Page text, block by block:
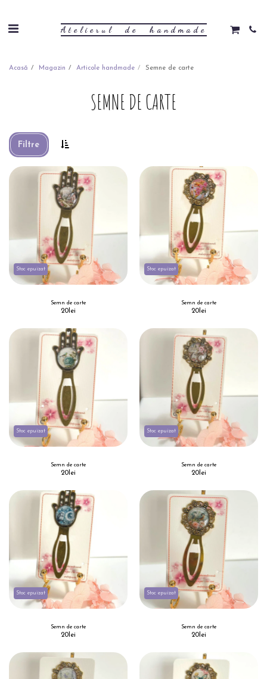
Atelierul de handmade
Acasă Magazin Articole handmade Semne de carte
SEMNE DE CARTE
Filtre
Stoc epuizat
Semn de carte
20 lei
Stoc epuizat
Semn de carte
20 lei
Stoc epuizat
Semn de carte
20 lei
Stoc epuizat
Semn de carte
20 lei
Stoc epuizat
Semn de carte
20 lei
Stoc epuizat
Semn de carte
20 lei